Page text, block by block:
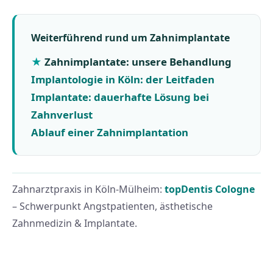
Weiterführend rund um Zahnimplantate
Zahnimplantate: unsere Behandlung
Implantologie in Köln: der Leitfaden
Implantate: dauerhafte Lösung bei
Zahnverlust
Ablauf einer Zahnimplantation
Zahnarztpraxis in Köln-Mülheim: topDentis Cologne
– Schwerpunkt Angstpatienten, ästhetische
Zahnmedizin & Implantate.